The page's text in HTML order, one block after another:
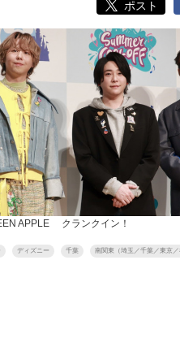
ポスト
APPLE クランクイン！
ディズニー 千葉 南関東（埼玉／千葉／東京／